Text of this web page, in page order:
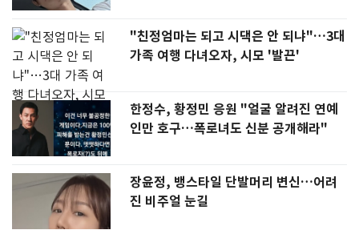
"친정엄마는 되고 시댁은 안 되냐"…3대
가족 여행 다녀오자, 시모 '발끈'
한정수, 황정민 응원 "얼굴 알려진 연예
인만 호구…폭로녀도 신분 공개해라"
장윤정, 뱅스타일 단발머리 변신…어려
진 비주얼 눈길